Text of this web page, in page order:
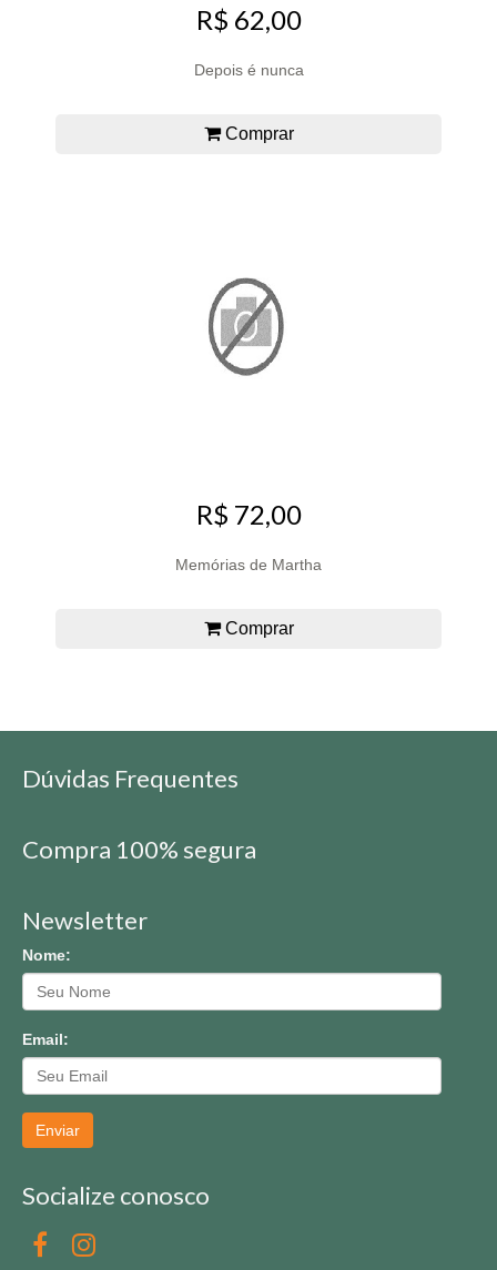
R$ 62,00
Depois é nunca
Comprar
R$ 72,00
Memórias de Martha
Comprar
Dúvidas Frequentes
Compra 100% segura
Newsletter
Nome:
Email:
Enviar
Socialize conosco